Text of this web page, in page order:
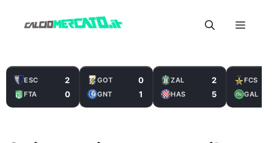
Menu
ESC 2
FTA 0
GOT 0
GNT 1
ZAL 2
HAS 5
FCS
GAL